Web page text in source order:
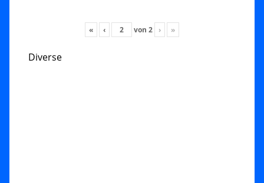
« ‹ von 2 › »
Diverse